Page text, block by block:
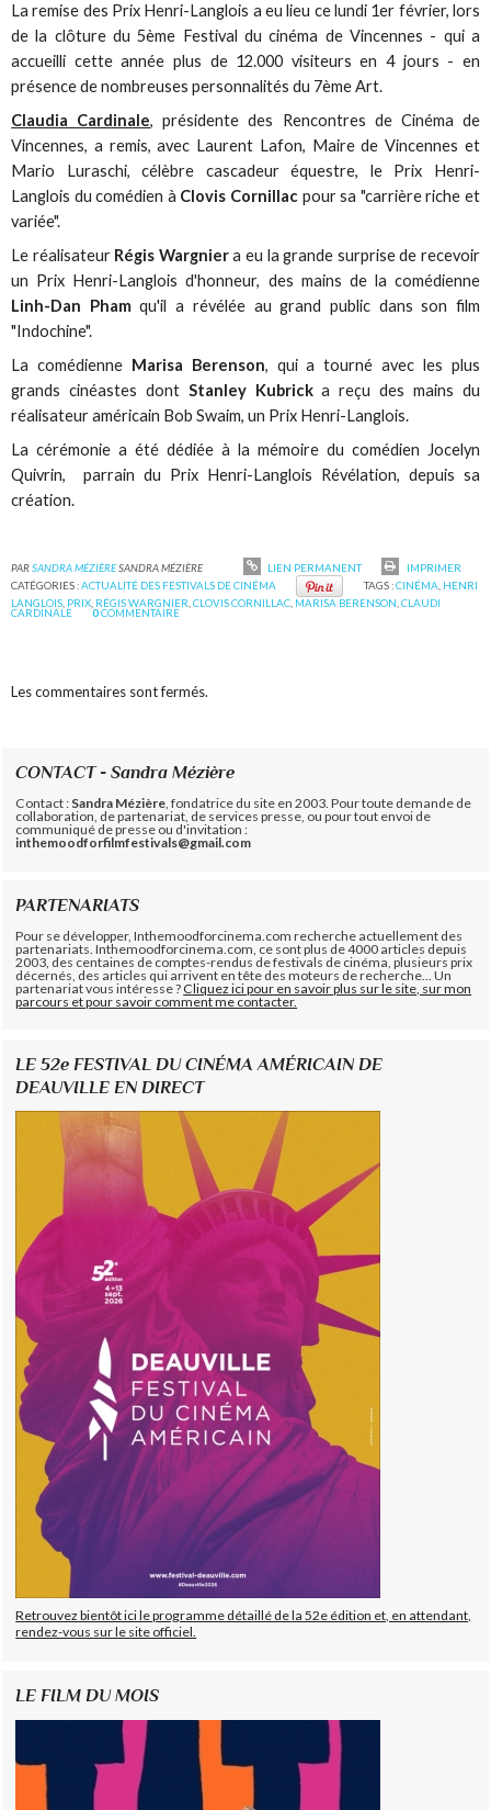
La remise des Prix Henri-Langlois a eu lieu ce lundi 1er février, lors
de la clôture du 5ème Festival du cinéma de Vincennes - qui a
accueilli cette année plus de 12.000 visiteurs en 4 jours - en
présence de nombreuses personnalités du 7ème Art.
Claudia Cardinale, présidente des Rencontres de Cinéma de
Vincennes, a remis, avec Laurent Lafon, Maire de Vincennes et
Mario Luraschi, célèbre cascadeur équestre, le Prix Henri-
Langlois du comédien à Clovis Cornillac pour sa "carrière riche et
variée".
Le réalisateur Régis Wargniera eu la grande surprise de recevoir
un Prix Henri-Langlois d'honneur, des mains de la comédienne
Linh-Dan Phamqu'il a révélée au grand public dans son film
"Indochine".
La comédienne Marisa Berenson, qui a tourné avec les plus
grands cinéastes dont Stanley Kubricka reçu des mains du
réalisateur américain Bob Swaim, un Prix Henri-Langlois.
La cérémonie a été dédiée à la mémoire du comédien Jocelyn
Quivrin, parrain du Prix Henri-Langlois Révélation, depuis sa
création.
PARSANDRA MÉZIÈRESANDRA MÉZIÈRE LIEN PERMANENT
IMPRIMER
CATÉGORIES :ACTUALITÉ DES FESTIVALS DE CINÉMA TAGS :CINÉMA HENRI
LANGLOIS PRIX RÉGIS WARGNIER ,CLOVIS CORNILLAC MARISA BERENSON ,CLAUDI
CARDINALE 0COMMENTAIRE
Les commentaires sont fermés.
CONTACT - Sandra Mézière
Contact : Sandra Mézière , fondatrice du site en 2003. Pour toute demande de
collaboration, de partenariat, de services presse, ou pour tout envoi de
communiqué de presse ou d'invitation :
inthemoodforfilmfestivals@gmail.com
PARTENARIATS
Pour se développer, Inthemoodforcinema.com recherche actuellement des
partenariats. Inthemoodforcinema.com, ce sont plus de 4000 articles depuis
2003, des centaines de comptes-rendus de festivals de cinéma, plusieurs prix
décernés, des articles qui arrivent en tête des moteurs de recherche... Un
partenariat vous intéresse ?Cliquez ici pour en savoir plus sur le site, sur mon
parcours et pour savoir comment me contacter.
LE 52e FESTIVAL DU CINÉMA AMÉRICAIN DE
DEAUVILLE EN DIRECT
Retrouvez bientôt ici le programme détaillé de la 52e édition et, en attendant,
rendez-vous sur le site officiel.
LE FILM DU MOIS